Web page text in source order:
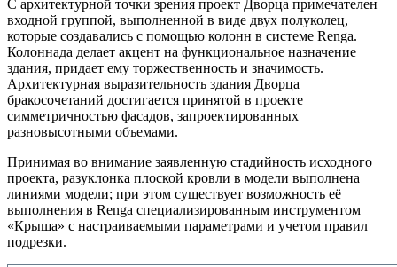
С архитектурной точки зрения проект Дворца примечателен
входной группой, выполненной в виде двух полуколец,
которые создавались с помощью колонн в системе Renga.
Колоннада делает акцент на функциональное назначение
здания, придает ему торжественность и значимость.
Архитектурная выразительность здания Дворца
бракосочетаний достигается принятой в проекте
симметричностью фасадов, запроектированных
разновысотными объемами.
Принимая во внимание заявленную стадийность исходного
проекта, разуклонка плоской кровли в модели выполнена
линиями модели; при этом существует возможность её
выполнения в Renga специализированным инструментом
«Крыша» с настраиваемыми параметрами и учетом правил
подрезки.